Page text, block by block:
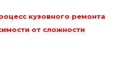
кузовного ремонта
от сложности